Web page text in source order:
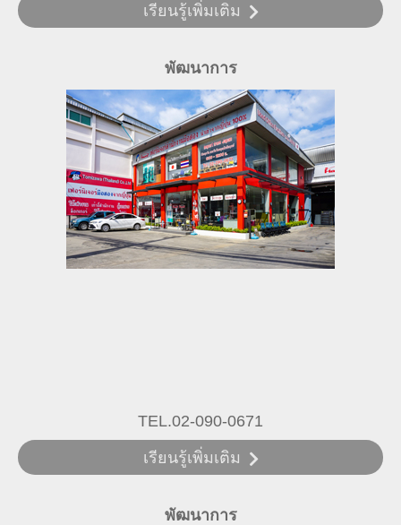
เรียนรู้เพิ่มเติม
พัฒนาการ
TEL.02-090-0671
เรียนรู้เพิ่มเติม
พัฒนาการ